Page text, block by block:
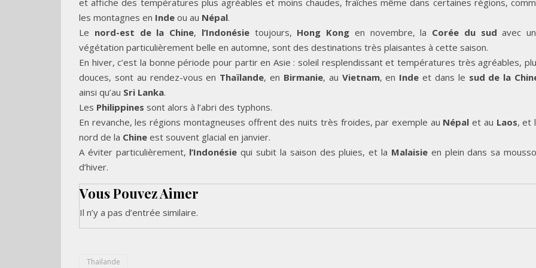
les montagnes en Inde ou au Népal.
Le nord-est de la Chine, l’Indonésietoujours, Hong Kong en novembre, la Corée du sudavec
végétation particulièrement belle en automne, sont des destinations très plaisantes à cette saison.
En hiver, c’est la bonne période pour partir en Asie : soleil resplendissant et températures très agréables,
douces, sont au rendez-vous en Thaïlande, en Birmanie, au Vietnam, en Inde et dans le sud de la
ainsi qu’au Sri Lanka.
Les Philippines sont alors à l’abri des typhons.
En revanche, les régions montagneuses offrent des nuits très froides, par exemple au Népal et au Laos, et
nord de la Chine est souvent glacial en janvier.
A éviter particulièrement, l’Indonésie qui subit la saison des pluies, et la Malaisieen plein dans sa
d’hiver.
Vous Pouvez Aimer
Il n’y a pas d’entrée similaire.
Thaïlande